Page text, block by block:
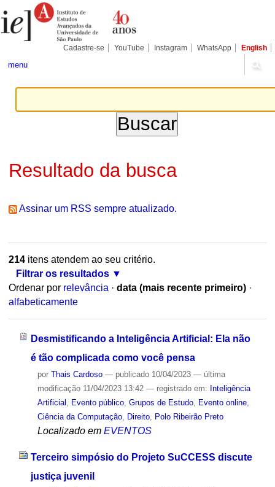
para
conteúdo.
Pessoais
Cadastre-se YouTube Instagram WhatsApp English
menu
Resultado da busca
Assinar um RSS sempre atualizado.
214itens atendem ao seu critério.
Filtrar os resultados
Ordenar por relevância · data (mais recente primeiro) ·
alfabeticamente
Desmistificando a Inteligência Artificial: Ela não
é tão complicada como você pensa
por Thais Cardoso — publicado10/04/2023 — última
modificação11/04/2023 13:42 — registrado em: Inteligência
Artificial
Evento público, Grupos de Estudo, Evento online,
Ciência da Computação, Direito, Polo Ribeirão Preto
Localizado em EVENTOS
Terceiro simpósio do Projeto SuCCESS discute
justiça juvenil